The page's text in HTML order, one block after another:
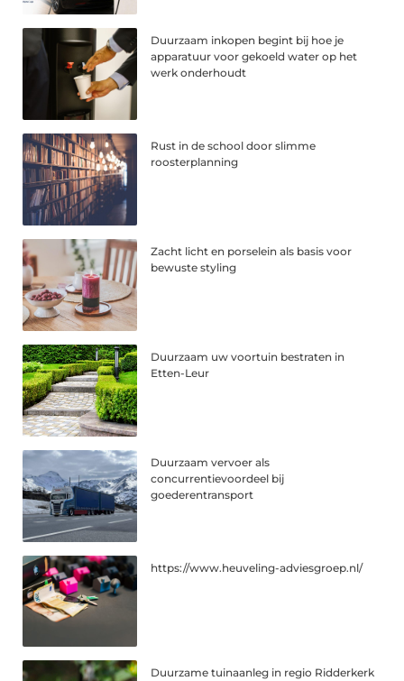
Duurzaam inkopen begint bij hoe je
apparatuur voor gekoeld water op het
werk onderhoudt
Rust in de school door slimme
roosterplanning
Zacht licht en porselein als basis voor
bewuste styling
Duurzaam uw voortuin bestraten in
Etten-Leur
Duurzaam vervoer als
concurrentievoordeel bij
goederentransport
https://www.heuveling-adviesgroep.nl/
Duurzame tuinaanleg in regio Ridderkerk